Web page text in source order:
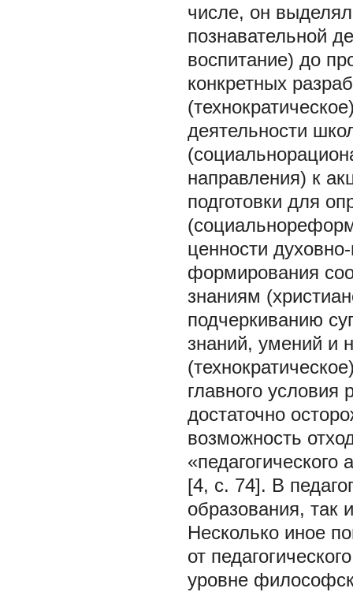
числе, он
познавательной
воспитание) до
конкретных
деятельности
направления) к
подготовки для
ценности
формирования
знаниям
подчеркиванию
знаний, умений и
главного условия
достаточно
возможность
[4, с. 74]. В
образования, так
Несколько иное
от
уровне